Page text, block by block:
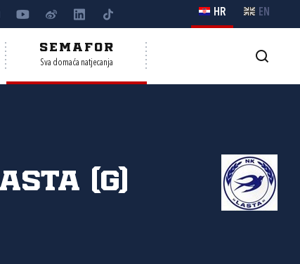
HR EN
SEMAFOR
Sva domaća natjecanja
(G)